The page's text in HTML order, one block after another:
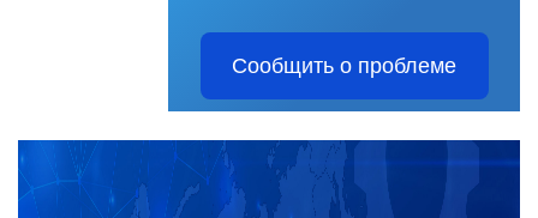
Сообщить о проблеме